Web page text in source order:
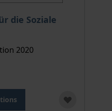
page
die Soziale
on the options chosen
2020